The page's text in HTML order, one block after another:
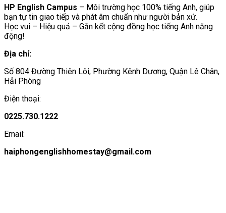
HP English Campus – Môi trường học 100% tiếng Anh, giúp
bạn tự tin giao tiếp và phát âm chuẩn như người bản xứ.
Học vui – Hiệu quả – Gắn kết cộng đồng học tiếng Anh năng
động!
Địa chỉ:
Số 804 Đường Thiên Lôi, Phường Kênh Dương, Quận Lê Chân,
Hải Phòng
Điện thoại:
0225.730.1222
Email:
haiphongenglishhomestay@gmail.com